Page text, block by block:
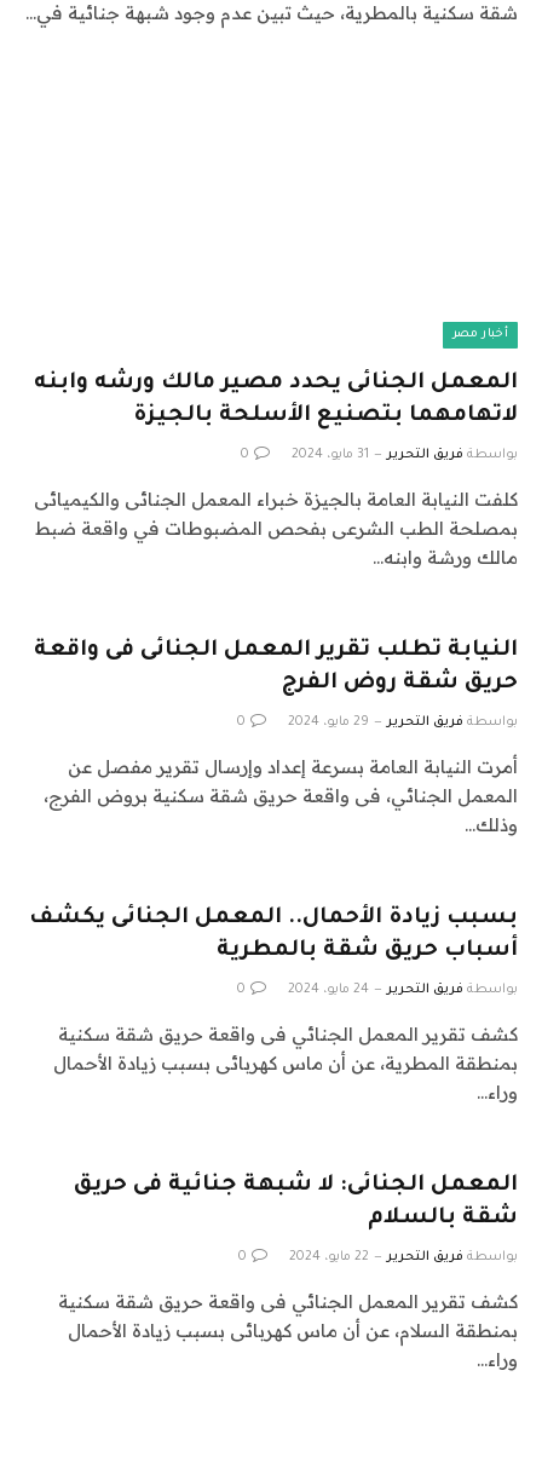
شقة سكنية بالمطرية، حيث تبين عدم وجود شبهة جنائية في…
أخبار مصر
المعمل الجنائى يحدد مصير مالك ورشه وابنه
لاتهامهما بتصنيع الأسلحة بالجيزة
بواسطة فريق التحرير 31 مايو، 2024 0
كلفت النيابة العامة بالجيزة خبراء المعمل الجنائى والكيميائى
بمصلحة الطب الشرعى بفحص المضبوطات في واقعة ضبط
مالك ورشة وابنه…
النيابة تطلب تقرير المعمل الجنائى فى واقعة
حريق شقة روض الفرج
بواسطة فريق التحرير 29 مايو، 2024 0
أمرت النيابة العامة بسرعة إعداد وإرسال تقرير مفصل عن
المعمل الجنائي، فى واقعة حريق شقة سكنية بروض الفرج،
وذلك…
بسبب زيادة الأحمال.. المعمل الجنائى يكشف
أسباب حريق شقة بالمطرية
بواسطة فريق التحرير 24 مايو، 2024 0
كشف تقرير المعمل الجنائي فى واقعة حريق شقة سكنية
بمنطقة المطرية، عن أن ماس كهربائى بسبب زيادة الأحمال
وراء…
المعمل الجنائى: لا شبهة جنائية فى حريق
شقة بالسلام
بواسطة فريق التحرير 22 مايو، 2024 0
كشف تقرير المعمل الجنائي فى واقعة حريق شقة سكنية
بمنطقة السلام، عن أن ماس كهربائى بسبب زيادة الأحمال
وراء…